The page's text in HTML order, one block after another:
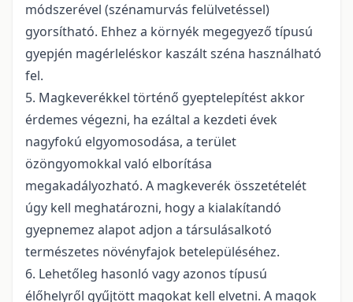
módszerével (szénamurvás felülvetéssel)
gyorsítható. Ehhez a környék megegyező típusú
gyepjén magérleléskor kaszált széna használható
fel.
5. Magkeverékkel történő gyeptelepítést akkor
érdemes végezni, ha ezáltal a kezdeti évek
nagyfokú elgyomosodása, a terület
özöngyomokkal való elborítása
megakadályozható. A magkeverék összetételét
úgy kell meghatározni, hogy a kialakítandó
gyepnemez alapot adjon a társulásalkotó
természetes növényfajok betelepüléséhez.
6. Lehetőleg hasonló vagy azonos típusú
élőhelyről gyűjtött magokat kell elvetni. A magok